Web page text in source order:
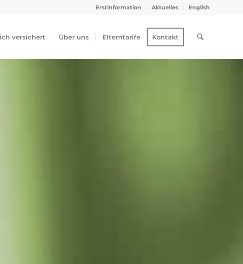
Erstinformation Aktuelles English
versichert Über uns Elterntarife Kontakt